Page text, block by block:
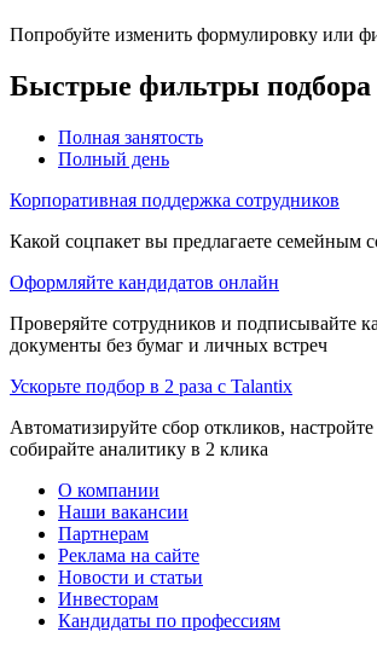
Попробуйте изменить формулировку или
Быстрые фильтры подбора
Полная занятость
Полный день
Корпоративная поддержка сотрудников
Какой соцпакет вы предлагаете семейным
Оформляйте кандидатов онлайн
Проверяйте сотрудников и подписывайте
документы без бумаг и личных встреч
Ускорьте подбор в 2 раза с Talantix
Автоматизируйте сбор откликов,
собирайте аналитику в 2 клика
О компании
Наши вакансии
Партнерам
Реклама на сайте
Новости и статьи
Инвесторам
Кандидаты по профессиям